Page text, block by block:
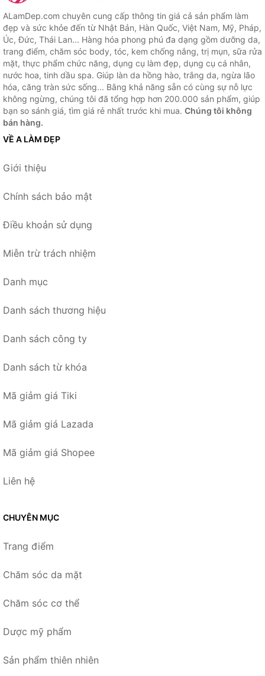
ALamDep.com chuyên cung cấp thông tin giá cả sản phẩm làm
đẹp và sức khỏe đến từ Nhật Bản, Hàn Quốc, Việt Nam, Mỹ, Pháp,
Úc, Đức, Thái Lan... Hàng hóa phong phú đa dạng gồm dưỡng da,
trang điểm, chăm sóc body, tóc, kem chống nắng, trị mụn, sữa rửa
mặt, thực phẩm chức năng, dụng cụ làm đẹp, dụng cụ cá nhân,
nước hoa, tinh dầu spa. Giúp làn da hồng hào, trắng da, ngừa lão
hóa, căng tràn sức sống... Bằng khả năng sẵn có cùng sự nỗ lực
không ngừng, chúng tôi đã tổng hợp hơn 200.000 sản phẩm, giúp
bạn so sánh giá, tìm giá rẻ nhất trước khi mua. Chúng tôi không
bán hàng.
VỀ A LÀM ĐẸP
Giới thiệu
Chính sách bảo mật
Điều khoản sử dụng
Miễn trừ trách nhiệm
Danh mục
Danh sách thương hiệu
Danh sách công ty
Danh sách từ khóa
Mã giảm giá Tiki
Mã giảm giá Lazada
Mã giảm giá Shopee
Liên hệ
CHUYÊN MỤC
Trang điểm
Chăm sóc da mặt
Chăm sóc cơ thể
Dược mỹ phẩm
Sản phẩm thiên nhiên